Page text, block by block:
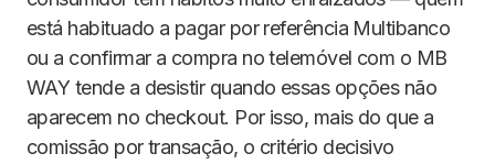
está habituado a pagar por referência Multibanco
ou a confirmar a compra no telemóvel com o MB
WAY tende a desistir quando essas opções não
aparecem no checkout. Por isso, mais do que a
comissão por transação, o critério decisivo